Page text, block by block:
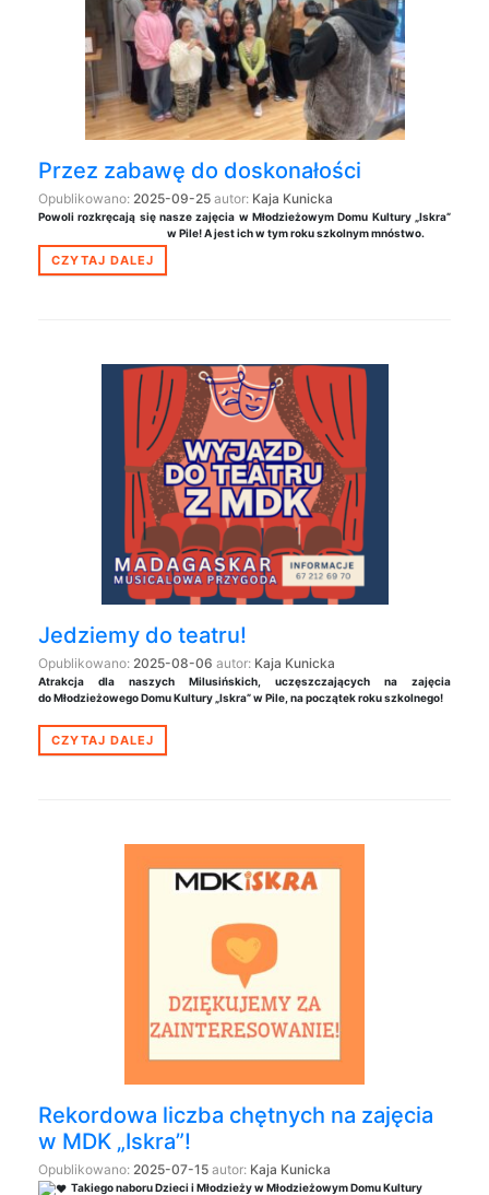
Przez zabawę do doskonałości
Opublikowano: 2025-09-25 autor: Kaja Kunicka
Powoli rozkręcają się nasze zajęcia w Młodzieżowym Domu Kultury „Iskra”
w Pile! A jest ich w tym roku szkolnym mnóstwo.
CZYTAJ DALEJ
Jedziemy do teatru!
Opublikowano: 2025-08-06 autor: Kaja Kunicka
Atrakcja dla naszych Milusińskich, uczęszczających na zajęcia
do Młodzieżowego Domu Kultury „Iskra” w Pile, na początek roku szkolnego!
CZYTAJ DALEJ
Rekordowa liczba chętnych na zajęcia
w MDK „Iskra”!
Opublikowano: 2025-07-15 autor: Kaja Kunicka
Takiego naboru Dzieci i Młodzieży w Młodzieżowym Domu Kultury